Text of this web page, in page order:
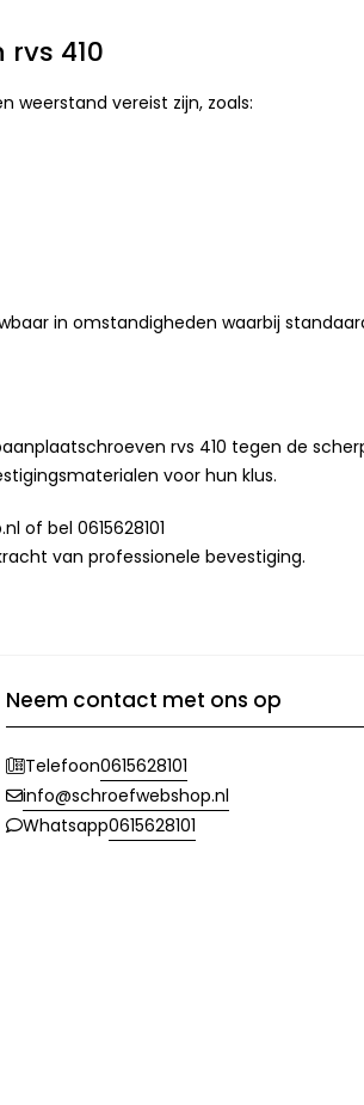
410
weerstand vereist zijn, zoals:
in omstandigheden waarbij
rvs 410 tegen de
voor hun klus.
of bel 0615628101
van professionele bevestiging.
Neem contact met ons op
Telefoon0615628101
info@schroefwebshop.nl
Whatsapp0615628101